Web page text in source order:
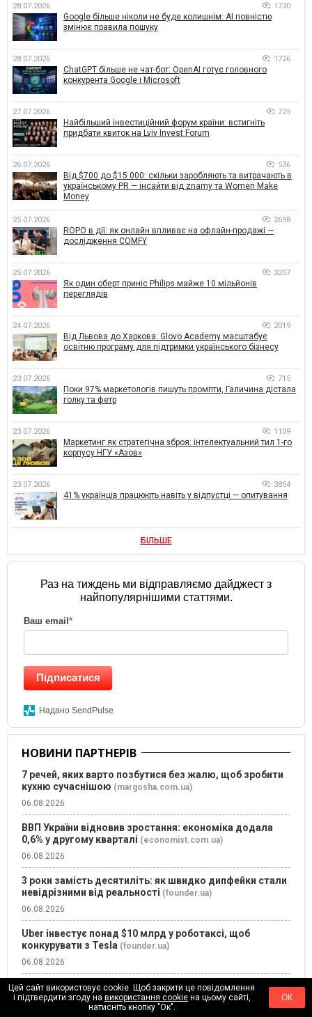
28.07.2026 1730
Google більше ніколи не буде колишнім: AI повністю
змінює правила пошуку
28.07.2026 1726
ChatGPT більше не чат-бот: OpenAI готує головного
конкурента Google і Microsoft
27.07.2026 725
Найбільший інвестиційний форум країни: встигніть
придбати квиток на Lviv Invest Forum
26.07.2026 536
Від $700 до $15 000: скільки заробляють та витрачають в
українському PR — інсайти від znamy та Women Make
Money
25.07.2026 2698
ROPO в дії: як онлайн впливає на офлайн-продажі —
дослідження COMFY
25.07.2026 3257
Як один оберт приніс Philips майже 10 мільйонів
переглядів
24.07.2026 2019
Від Львова до Харкова: Glovo Academy масштабує
освітню програму для підтримки українського бізнесу
23.07.2026 715
Поки 97% маркетологів пишуть промпти, Галичина дістала
голку та фетр
23.07.2026 1109
Маркетинг як стратегічна зброя: інтелектуальний тил 1-го
корпусу НГУ «Азов»
23.07.2026 3854
41% українців працюють навіть у відпустці — опитування
БІЛЬШЕ
Раз на тиждень ми відправляємо дайджест з
найпопулярнішими статтями.
Ваш email*
Підписатися
Надано SendPulse
НОВИНИ ПАРТНЕРІВ
7 речей, яких варто позбутися без жалю, щоб зробити
кухню сучаснішою (margosha.com.ua)
06.08.2026
ВВП України відновив зростання: економіка додала
0,6% у другому кварталі (economist.com.ua)
06.08.2026
3 роки замість десятиліть: як швидко дипфейки стали
невідрізними від реальності (founder.ua)
06.08.2026
Uber інвестує понад $10 млрд у роботаксі, щоб
конкурувати з Tesla (founder.ua)
06.08.2026
7 потужних способів перетворити відмову на нові
можливості та успіх (founder.ua)
Цей сайт використовує cookie. Щоб закрити це повідомлення
і підтвердити згоду на використання cookieна цьому сайті,
натисніть кнопку "Ок".
ОК